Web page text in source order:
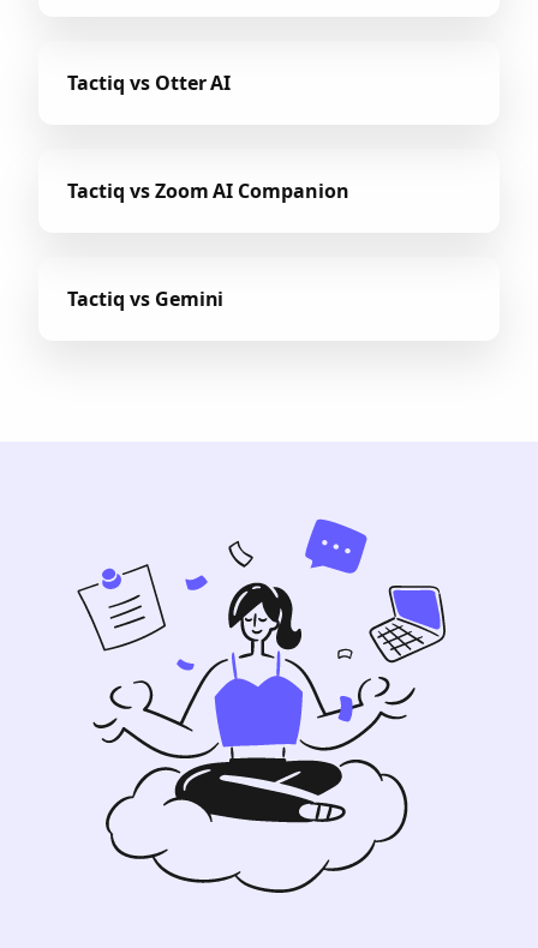
Tactiq vs Otter AI
Tactiq vs Zoom AI Companion
Tactiq vs Gemini